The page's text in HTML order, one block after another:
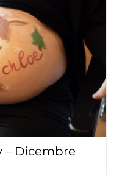
Dicembre 2018
Party
– Dicembre